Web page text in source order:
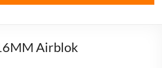
Airblok